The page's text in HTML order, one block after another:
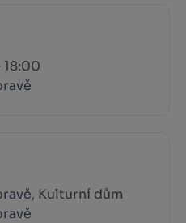
18:00
Kulturní dům